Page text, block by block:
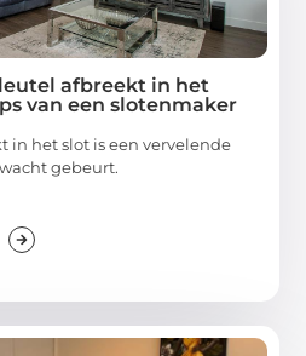
afbreekt in het
van een slotenmaker
in het slot is een vervelende
gebeurt.